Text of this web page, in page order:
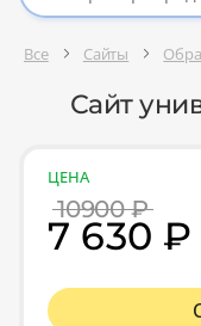
Все Сайты
Сайт
ЦЕНА
10900 ₽
7 630 ₽